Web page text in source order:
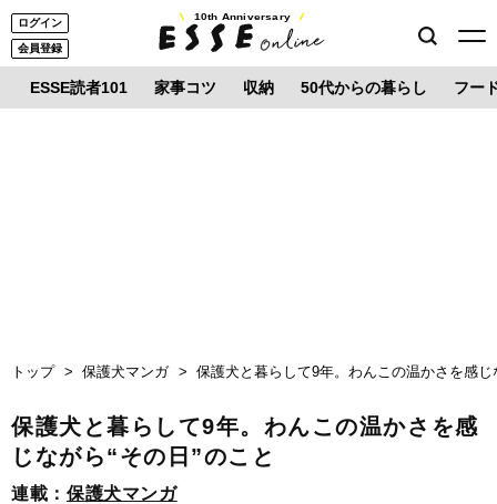
ログイン
会員登録
10th Anniversary
ESSE読者101 家事コツ 収納 50代からの暮らし フー
トップ 保護犬マンガ 保護犬と暮らして9年。わんこの温かさを感じ
保護犬と暮らして9年。わんこの温かさを感
じながら“その日”のこと
連載： 保護犬マンガ